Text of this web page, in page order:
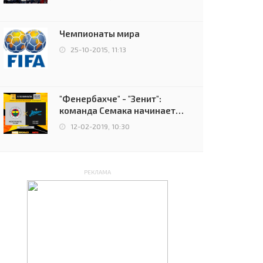
чемпионов.
Чемпионаты мира
25-10-2015, 11:13
"Фенербахче" - "Зенит":
команда Семака начинает
путь в плей-офф Лиги
12-02-2019, 10:30
РЕКЛАМА